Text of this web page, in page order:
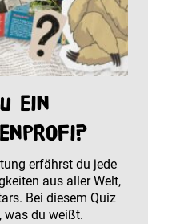
ein
erfährst du jede
aus aller Welt,
Bei diesem Quiz
was du weißt.